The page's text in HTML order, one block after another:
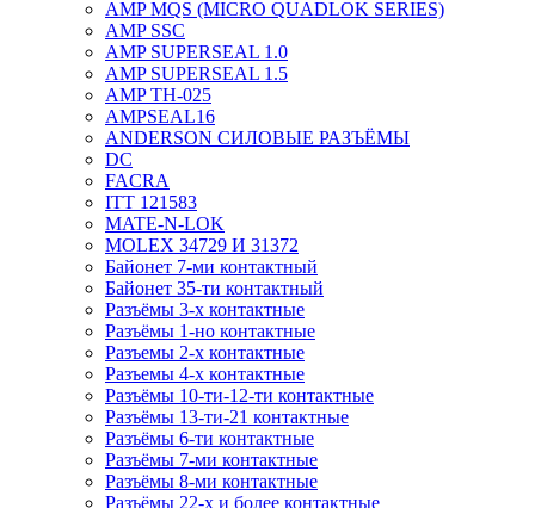
AMP MQS (MICRO QUADLOK SERIES)
AMP SSC
AMP SUPERSEAL 1.0
AMP SUPERSEAL 1.5
AMP ТН-025
AMPSEAL16
ANDERSON СИЛОВЫЕ РАЗЪЁМЫ
DC
FACRA
ITT 121583
MATE-N-LOK
MOLEX 34729 И 31372
Байонет 7-ми контактный
Байонет 35-ти контактный
Разъёмы 3-х контактные
Разъёмы 1-но контактные
Разъемы 2-х контактные
Разъемы 4-х контактные
Разъёмы 10-ти-12-ти контактные
Разъёмы 13-ти-21 контактные
Разъёмы 6-ти контактные
Разъёмы 7-ми контактные
Разъёмы 8-ми контактные
Разъёмы 22-х и более контактные